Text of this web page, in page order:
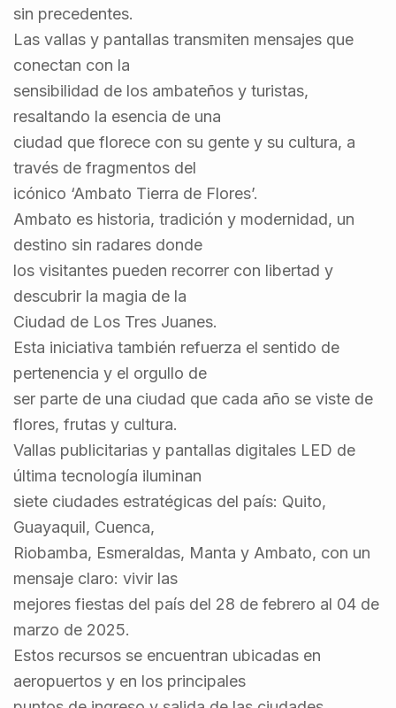
sin precedentes.
Las vallas y pantallas transmiten mensajes que
conectan con la
sensibilidad de los ambateños y turistas,
resaltando la esencia de una
ciudad que florece con su gente y su cultura, a
través de fragmentos del
icónico ‘Ambato Tierra de Flores’.
Ambato es historia, tradición y modernidad, un
destino sin radares donde
los visitantes pueden recorrer con libertad y
descubrir la magia de la
Ciudad de Los Tres Juanes.
Esta iniciativa también refuerza el sentido de
pertenencia y el orgullo de
ser parte de una ciudad que cada año se viste de
flores, frutas y cultura.
Vallas publicitarias y pantallas digitales LED de
última tecnología iluminan
siete ciudades estratégicas del país: Quito,
Guayaquil, Cuenca,
Riobamba, Esmeraldas, Manta y Ambato, con un
mensaje claro: vivir las
mejores fiestas del país del 28 de febrero al 04 de
marzo de 2025.
Estos recursos se encuentran ubicadas en
aeropuertos y en los principales